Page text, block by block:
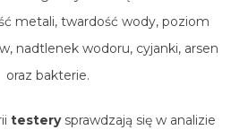
metali, twardość wody, poziom
nadtlenek wodoru, cyjanki, arsen
oraz bakterie.
testerysprawdzają się w analizie